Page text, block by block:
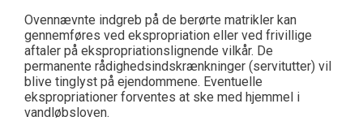
Ovennævnte indgreb på de berørte matrikler kan
gennemføres ved ekspropriation eller ved frivillige
aftaler på ekspropriationslignende vilkår. De
permanente rådighedsindskrænkninger (servitutter) vil
blive tinglyst på ejendommene. Eventuelle
ekspropriationer forventes at ske med hjemmel i
vandløbsloven.